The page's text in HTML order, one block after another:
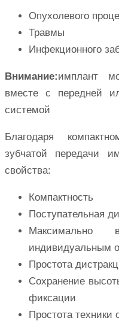
Опухолевого
Травмы
Инфекционного
Внимание:имплант
вместе с передней
системой
Благодаря
зубчатой передачи
свойства:
Компактность
Поступательная
Максимально
индивидуальным
Простота
Сохранение
фиксации
Простота техники